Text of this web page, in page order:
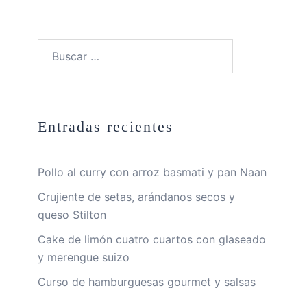
Entradas recientes
Pollo al curry con arroz basmati y pan Naan
Crujiente de setas, arándanos secos y
queso Stilton
Cake de limón cuatro cuartos con glaseado
y merengue suizo
Curso de hamburguesas gourmet y salsas